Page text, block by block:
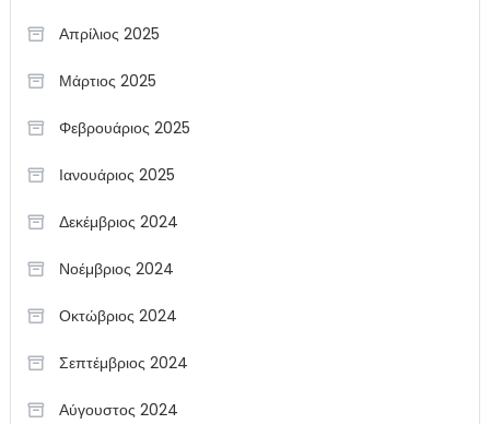
Απρίλιος 2025
Μάρτιος 2025
Φεβρουάριος 2025
Ιανουάριος 2025
Δεκέμβριος 2024
Νοέμβριος 2024
Οκτώβριος 2024
Σεπτέμβριος 2024
Αύγουστος 2024